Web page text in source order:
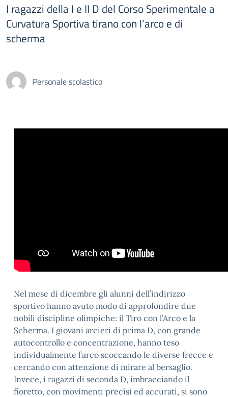
I ragazzi della I e II D del Corso Sperimentale a
Curvatura Sportiva tirano con l’arco e di
scherma
Personale scolastico
Nel mese di dicembre gli alunni dell’indirizzo
sportivo hanno avuto modo di approfondire due
nobili discipline olimpiche: il Tiro con l’Arco e la
Scherma. I giovani arcieri di prima D, con grande
autocontrollo e concentrazione, hanno teso
individualmente l’arco scoccando le diverse frecce e
cercando con attenzione di mirare al bersaglio.
Invece, i ragazzi di seconda D, imbracciando il
fioretto, con movimenti precisi ed accurati, si sono